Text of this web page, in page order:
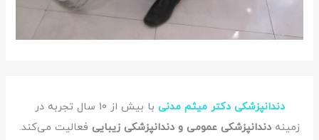
دندانپزشکی دکتر میثم مدنی
با بیش از 10 سال تجربه در
زمینهدندانپزشکی عمومی و دندانپزشکی زیبایی فعالیت می‌کند.